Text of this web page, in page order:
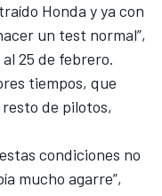
Honda y ya con
un test normal”,
25 de febrero.
tiempos, que
de pilotos,
condiciones no
mucho agarre”,